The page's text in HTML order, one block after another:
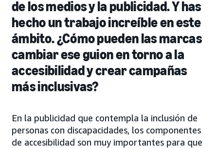
de los medios y la publicidad. Y has
hecho un trabajo increíble en este
ámbito. ¿Cómo pueden las marcas
cambiar ese guion en torno a la
accesibilidad y crear campañas
más inclusivas?
En la publicidad que contempla la inclusión de
personas con discapacidades, los componentes
de accesibilidad son muy importantes para que